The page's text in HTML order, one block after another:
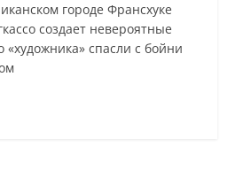
городе Франсхуке
создает невероятные
спасли с бойни